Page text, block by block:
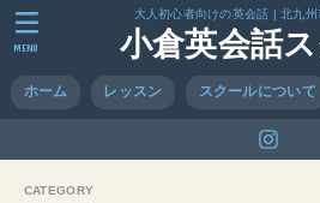
大人初心者向けの英会話 | 北九
小倉英会話
ホーム レッスン スクールについて
MENU